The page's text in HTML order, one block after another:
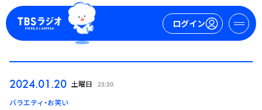
ログイン
ログイン
2024.01.20 土曜日 23:30
バラエティ・お笑い